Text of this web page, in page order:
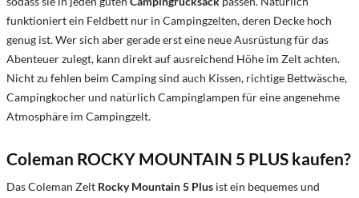
funktioniert ein Feldbett nur in Campingzelten, deren Decke hoch
genug ist. Wer sich aber gerade erst eine neue Ausrüstung für das
Abenteuer zulegt, kann direkt auf ausreichend Höhe im Zelt achten.
Nicht zu fehlen beim Camping sind auch Kissen, richtige Bettwäsche,
Campingkocher und natürlich Campinglampen für eine angenehme
Atmosphäre im Campingzelt.
Coleman ROCKY MOUNTAIN 5 PLUS kaufen?
Das Coleman Zelt Rocky Mountain 5 Plus ist ein bequemes und